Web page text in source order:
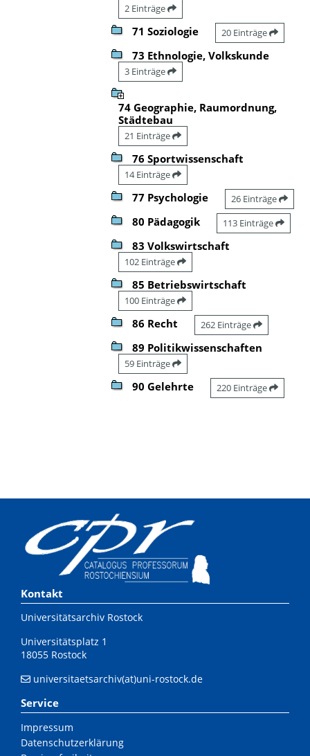
2 Einträge
71 Soziologie 20 Einträge
73 Ethnologie, Volkskunde
3 Einträge
74 Geographie, Raumordnung,
Städtebau
21 Einträge
76 Sportwissenschaft
14 Einträge
77 Psychologie 26 Einträge
80 Pädagogik 113 Einträge
83 Volkswirtschaft
102 Einträge
85 Betriebswirtschaft
100 Einträge
86 Recht 262 Einträge
89 Politikwissenschaften
59 Einträge
90 Gelehrte 220 Einträge
Kontakt
Universitätsarchiv Rostock
Universitätsplatz 1
18055 Rostock
universitaetsarchiv(at)uni-rostock.de
Service
Impressum
Datenschutzerklärung